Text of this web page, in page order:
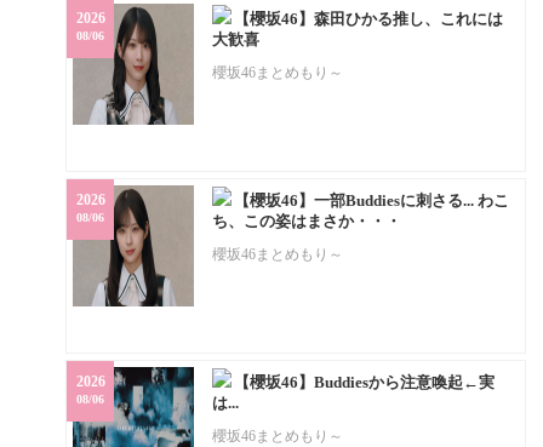
【櫻坂46】森田ひかる推し、これには
大歓喜
櫻坂46まとめもり～
2026
08/06
【櫻坂46】一部Buddiesに刺さる... わこ
ち、この姿はまさか・・・
櫻坂46まとめもり～
2026
08/06
【櫻坂46】Buddiesから注意喚起←実
は...
櫻坂46まとめもり～
2026
08/06